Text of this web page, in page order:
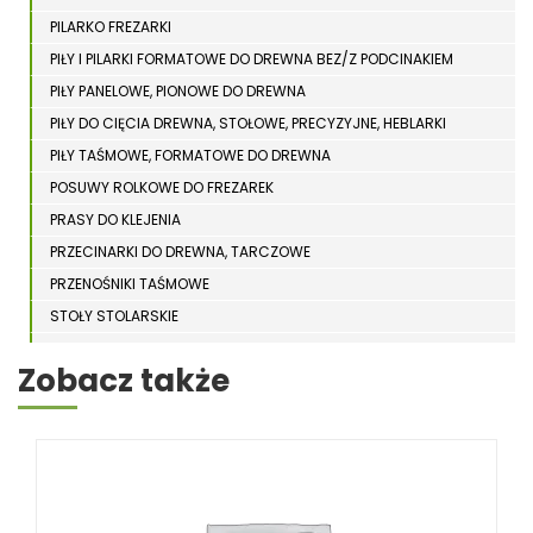
PILARKO FREZARKI
PIŁY I PILARKI FORMATOWE DO DREWNA BEZ/Z PODCINAKIEM
PIŁY PANELOWE, PIONOWE DO DREWNA
PIŁY DO CIĘCIA DREWNA, STOŁOWE, PRECYZYJNE, HEBLARKI
PIŁY TAŚMOWE, FORMATOWE DO DREWNA
POSUWY ROLKOWE DO FREZAREK
PRASY DO KLEJENIA
PRZECINARKI DO DREWNA, TARCZOWE
PRZENOŚNIKI TAŚMOWE
STOŁY STOLARSKIE
STRUGARKI DO DREWNA
STOJAKI HOLZSTAR
Zobacz także